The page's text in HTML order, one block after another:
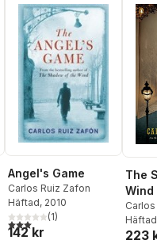
Angel's Game
Carlos Ruiz Zafon
Häftad, 2010
3,0utav 5 stjärnor. Totalt antal
(1)
142 kr
The
Wind
Häftad
223